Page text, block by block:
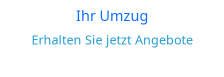
Ihr Umzug
Erhalten Sie jetzt Angebote